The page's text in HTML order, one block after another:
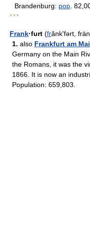
Brandenburg: pop .
* * *
Frank·furt (frănkʹfərt,
1. also Frankfurt am
Germany on the Main
the Romans, it was the
1866. It is now an
Population: 659,803.